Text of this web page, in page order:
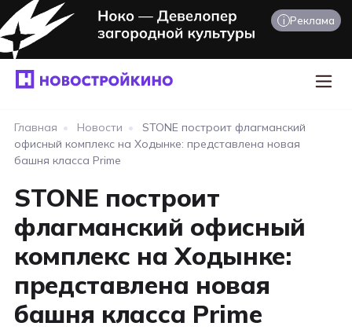
i Реклама
Главная • Новости •
STONE построит флагманский
офисный комплекс на Ходынке: представлена новая
башня класса Prime
STONE построит
флагманский офисный
комплекс на Ходынке:
представлена новая
башня класса Prime